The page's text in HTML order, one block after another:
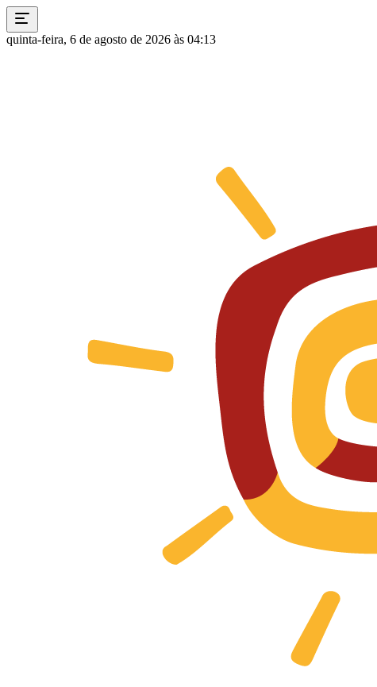
quinta-feira, 6 de agosto de 2026 às 04:13